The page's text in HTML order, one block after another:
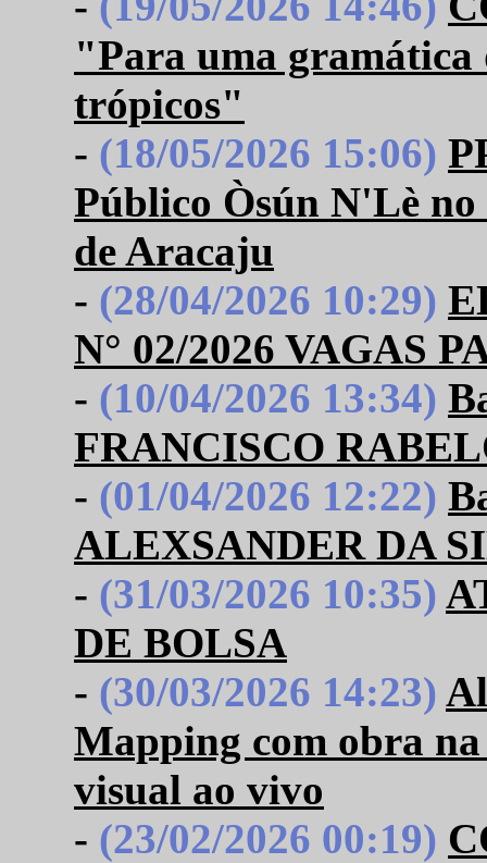
"Para uma gramática
trópicos"
- (18/05/2026 15:06)
Público Òsún N'Lè
de Aracaju
- (28/04/2026 10:29)
N° 02/2026 VAGAS
- (10/04/2026 13:34)
FRANCISCO
- (01/04/2026 12:22)
ALEXSANDER DA
- (31/03/2026 10:35)
DE BOLSA
- (30/03/2026 14:23)
Mapping com obra
visual ao vivo
- (23/02/2026 00:19)